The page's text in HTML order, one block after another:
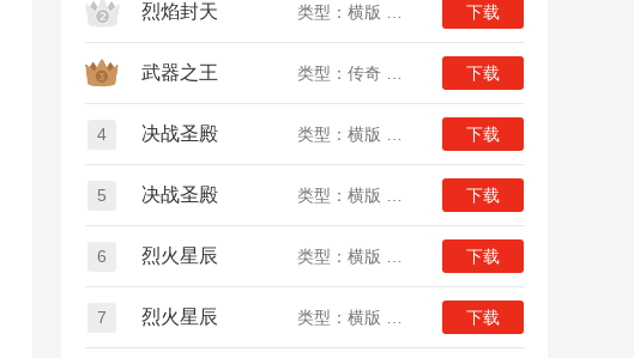
烈焰封天 下载
武器之王 下载
4 决战圣殿 下载
5 决战圣殿 下载
6 烈火星辰 下载
7 烈火星辰 下载